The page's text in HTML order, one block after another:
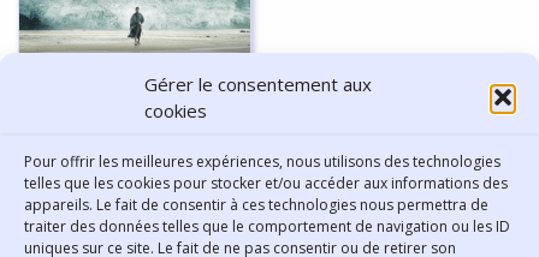
Gérer le consentement aux
cookies
Pour offrir les meilleures expériences, nous utilisons des technologies
telles que les cookies pour stocker et/ou accéder aux informations des
appareils. Le fait de consentir à ces technologies nous permettra de
traiter des données telles que le comportement de navigation ou les ID
uniques sur ce site. Le fait de ne pas consentir ou de retirer son
Exodus - Alberto Iglesias
Afficher plus